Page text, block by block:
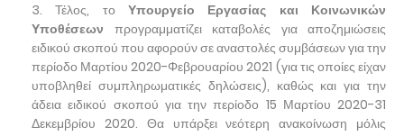
Τέλος, τοΥπουργείο Εργασίας και Κοινωνικών
Υποθέσεων προγραμματίζει καταβολές για αποζημιώσεις
ειδικού σκοπού που αφορούν σε αναστολές συμβάσεων για την
περίοδο Μαρτίου 2020-Φεβρουαρίου 2021 (για τις οποίες είχαν
υποβληθεί συμπληρωματικές δηλώσεις), καθώς και για την
άδεια ειδικού σκοπού για την περίοδο 15 Μαρτίου 2020-31
Δεκεμβρίου 2020. Θα υπάρξει νεότερη ανακοίνωση μόλις